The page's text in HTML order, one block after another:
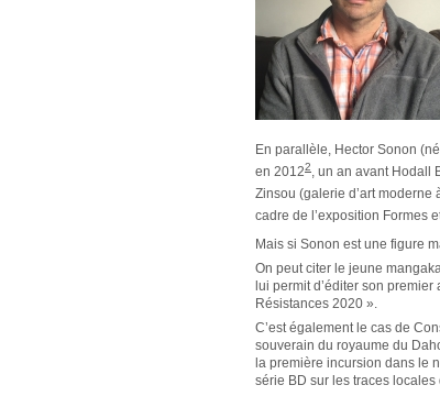
En parallèle, Hector Sonon
en 20122, un an avant Hodall
Zinsou (galerie d’art moderne
cadre de l’exposition Formes
Mais si Sonon est une figure
On peut citer le jeune
lui permit d’éditer son premier
Résistances 2020 ».
C’est également le cas de
souverain du royaume du
la première incursion dans le
série BD sur les traces